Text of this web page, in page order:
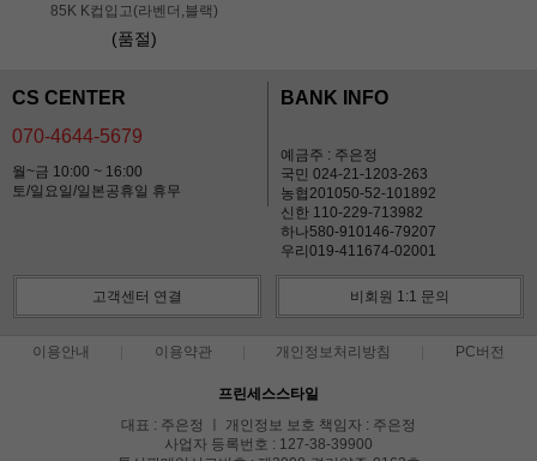
85K K컵입고(라벤더,블랙)
(품절)
CS CENTER
070-4644-5679
월~금 10:00 ~ 16:00
토/일요일/일본공휴일 휴무
BANK INFO
예금주 : 주은정
국민 024-21-1203-263
농협201050-52-101892
신한 110-229-713982
하나580-910146-79207
우리019-411674-02001
고객센터 연결 비회원 1:1 문의
이용안내 이용약관 개인정보처리방침 PC버전
프린세스스타일
대표 : 주은정 ㅣ 개인정보 보호 책임자 : 주은정
사업자 등록번호 : 127-38-39900